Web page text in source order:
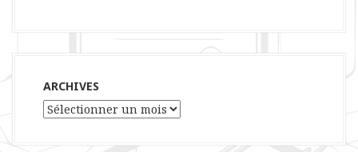
ARCHIVES
Archives